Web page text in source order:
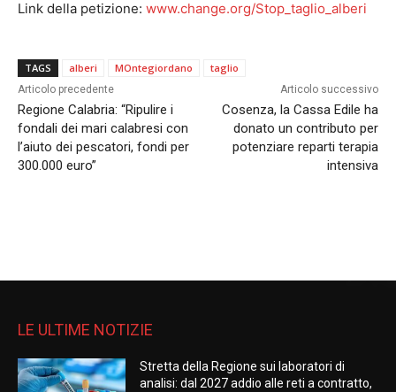
Link della petizione: www.change.org/Stop_taglio_alberi
TAGS alberi MOntegiordano taglio
Articolo precedente
Regione Calabria: “Ripulire i
fondali dei mari calabresi con
l’aiuto dei pescatori, fondi per
300.000 euro”
Articolo successivo
Cosenza, la Cassa Edile ha
donato un contributo per
potenziare reparti terapia
intensiva
LE ULTIME NOTIZIE
Stretta della Regione sui laboratori di
analisi: dal 2027 addio alle reti a contratto,